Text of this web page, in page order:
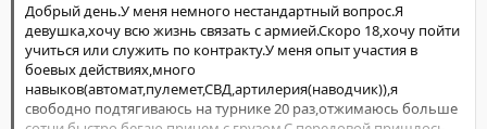
Добрый день.У меня немного нестандартный вопрос.Я
девушка,хочу всю жизнь связать с армией.Скоро 18,хочу пойти
учиться или служить по контракту.У меня опыт участия в
боевых действиях,много
навыков(автомат,пулемет,СВД,артилерия(наводчик)),я
свободно подтягиваюсь на турнике 20 раз,отжимаюсь больше